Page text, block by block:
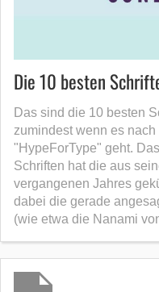
Die 10 besten
Das sind die 10 besten
zumindest wenn es
"HypeForType" geht.
Schriften hat die aus
vergangenen Jahres
dabei die gerade
(wie etwa die Nanami